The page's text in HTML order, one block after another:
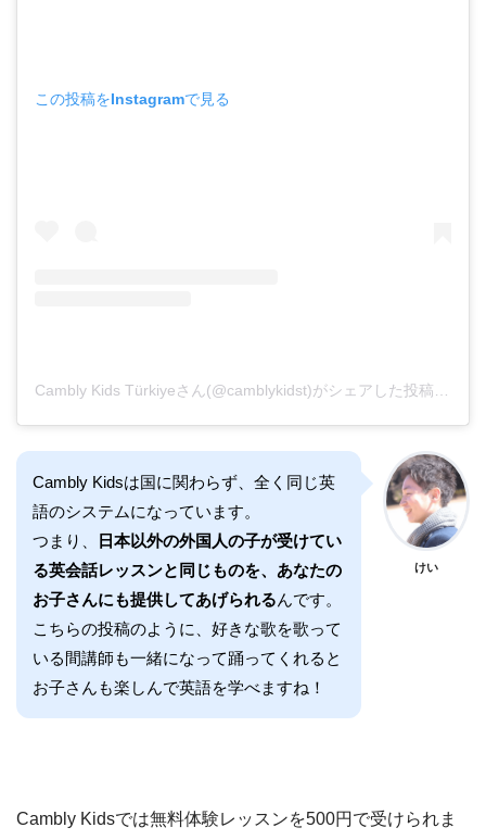
この投稿をInstagramで見る
Cambly Kidsは国に関わらず、全く同じ英
語のシステムになっています。
つまり、
日本以外の外国人の子が受けてい
る英会話レッスンと同じものを、あなたの
お子さんにも提供してあげられるんです。
こちらの投稿のように、好きな歌を歌って
いる間講師も一緒になって踊ってくれると
お子さんも楽しんで英語を学べますね！
けい
Cambly Kidsでは無料体験レッスンを500円で受けられま